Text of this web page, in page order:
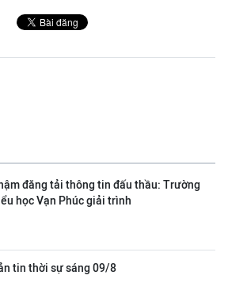
đăng tải thông tin đấu thầu: Trường
học Vạn Phúc giải trình
tin thời sự sáng 09/8